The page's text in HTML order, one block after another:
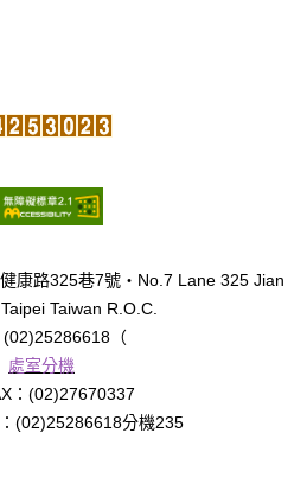
康路325巷7號‧No.7 Lane 325 Jian
Taiwan R.O.C.
(02)25286618（
處室分機
：(02)27670337
(02)25286618分機235